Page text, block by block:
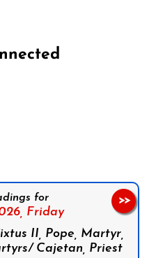
for
Friday
II, Pope, Martyr,
Cajetan, Priest
>>